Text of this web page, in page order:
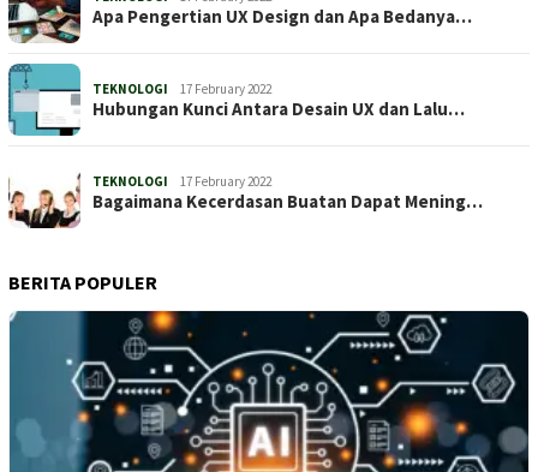
Apa Pengertian UX Design dan Apa Bedanya…
TEKNOLOGI 17 February 2022
Hubungan Kunci Antara Desain UX dan Lalu…
TEKNOLOGI 17 February 2022
Bagaimana Kecerdasan Buatan Dapat Mening…
BERITA POPULER